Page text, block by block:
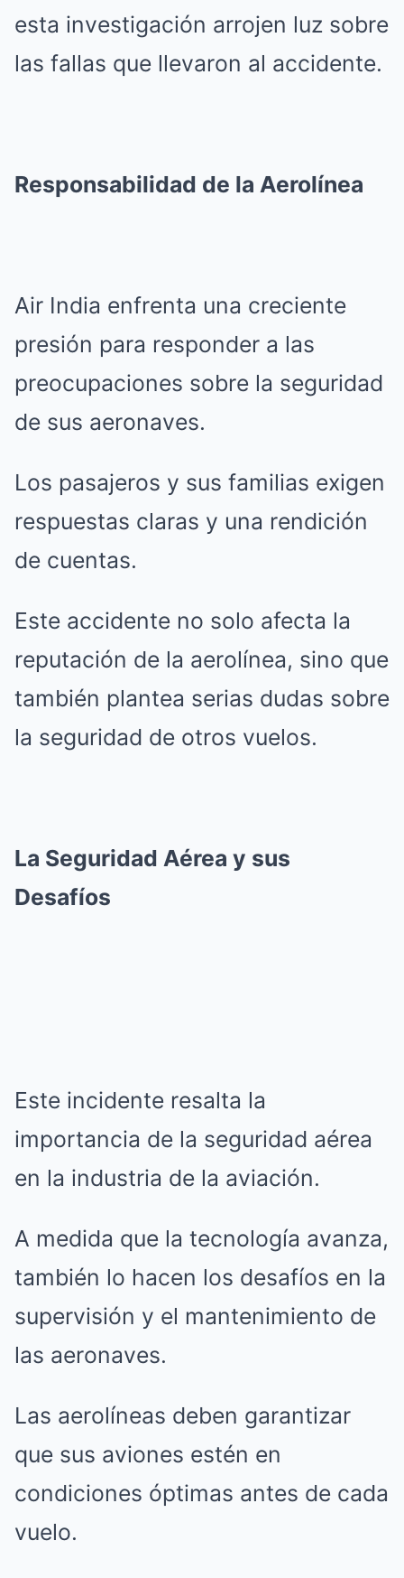
esta investigación arrojen luz sobre
las fallas que llevaron al accidente.
Responsabilidad de la Aerolínea
Air India enfrenta una creciente
presión para responder a las
preocupaciones sobre la seguridad
de sus aeronaves.
Los pasajeros y sus familias exigen
respuestas claras y una rendición
de cuentas.
Este accidente no solo afecta la
reputación de la aerolínea, sino que
también plantea serias dudas sobre
la seguridad de otros vuelos.
La Seguridad Aérea y sus
Desafíos
Este incidente resalta la
importancia de la seguridad aérea
en la industria de la aviación.
A medida que la tecnología avanza,
también lo hacen los desafíos en la
supervisión y el mantenimiento de
las aeronaves.
Las aerolíneas deben garantizar
que sus aviones estén en
condiciones óptimas antes de cada
vuelo.